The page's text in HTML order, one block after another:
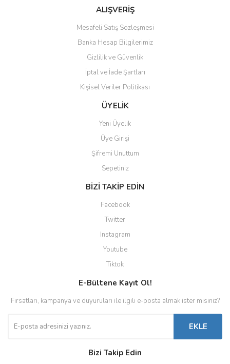
Gönder
ALIŞVERİŞ
Mesafeli Satış Sözleşmesi
Banka Hesap Bilgilerimiz
Gizlilik ve Güvenlik
İptal ve İade Şartları
Kişisel Veriler Politikası
ÜYELİK
Yeni Üyelik
Üye Girişi
Şifremi Unuttum
Sepetiniz
BİZİ TAKİP EDİN
Facebook
Twitter
Instagram
Youtube
Tiktok
E-Bültene Kayıt Ol!
Fırsatları, kampanya ve duyuruları ile ilgili e-posta almak ister misiniz?
EKLE
Bizi Takip Edin